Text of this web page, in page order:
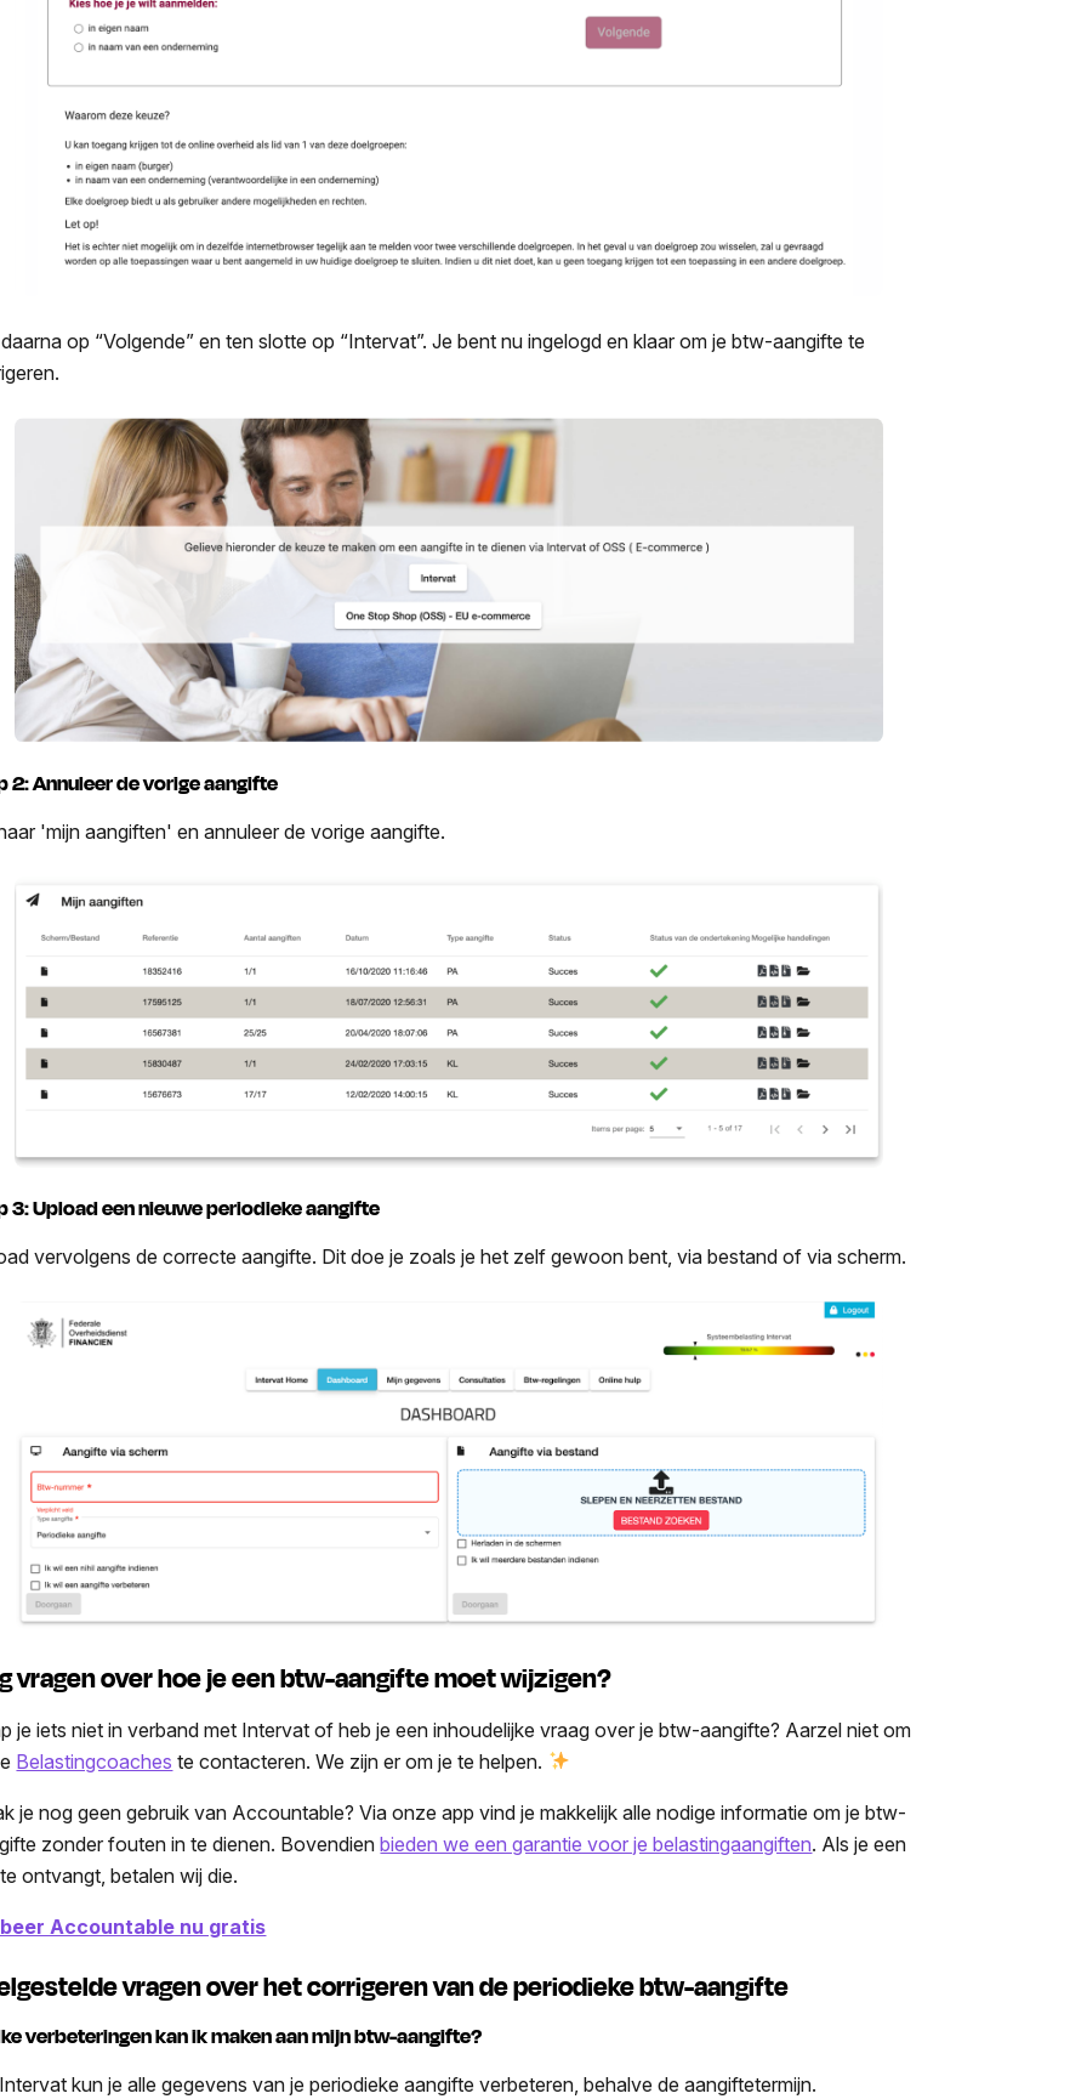
op “Volgende” en ten slotte op “Intervat”. Je bent nu ingelogd en klaar om je btw-aangifte te
2: Annuleer de vorige aangifte
'mijn aangiften' en annuleer de vorige aangifte.
3: Upload een nieuwe periodieke aangifte
vervolgens de correcte aangifte. Dit doe je zoals je het zelf gewoon bent, via bestand of via scherm.
vragen over hoe je een btw-aangifte moet wijzigen?
je iets niet in verband met Intervat of heb je een inhoudelijke vraag over je btw-aangifte? Aarzel niet om
Belastingcoaches te contacteren. We zijn er om je te helpen.
je nog geen gebruik van Accountable? Via onze app vind je makkelijk alle nodige informatie om je btw-
zonder fouten in te dienen. Bovendienbieden we een ga­ran­tie voor je be­las­ting­aan­gif­ten. Als je een
ont­vangt, be­ta­len wij die.
Accountable nu gratis
vragen over het corrigeren van de periodieke btw-aangifte
verbeteringen kan ik maken aan mijn btw-aangifte?
kun je alle gegevens van je periodieke aangifte verbeteren, behalve de aangiftetermijn.